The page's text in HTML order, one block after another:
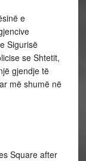
e
Sigurisë
se Shtetit,
gjendje të
më shumë në
Square after